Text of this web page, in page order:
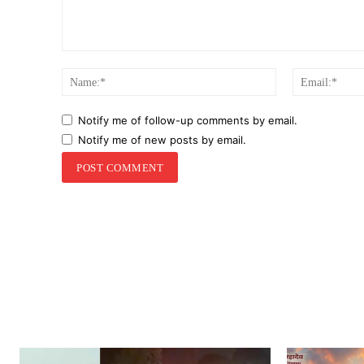
Name:*
Notify me of follow-up comments by email.
Notify me of new posts by email.